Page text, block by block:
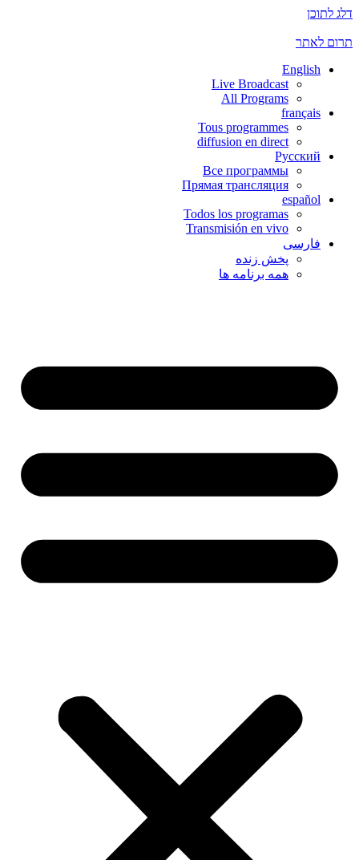
דלג לתוכן
תרום לאתר
English
Live Broadcast
All Programs
français
Tous programmes
diffusion en direct
Русский
Все программы
Прямая трансляция
español
Todos los programas
Transmisión en vivo
فارسی
پخش زنده
همه برنامه ها